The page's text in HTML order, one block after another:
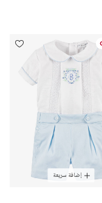
إضافة سريعة